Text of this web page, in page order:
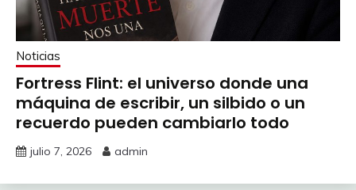
Noticias
Fortress Flint: el universo donde una
máquina de escribir, un silbido o un
recuerdo pueden cambiarlo todo
julio 7, 2026 admin